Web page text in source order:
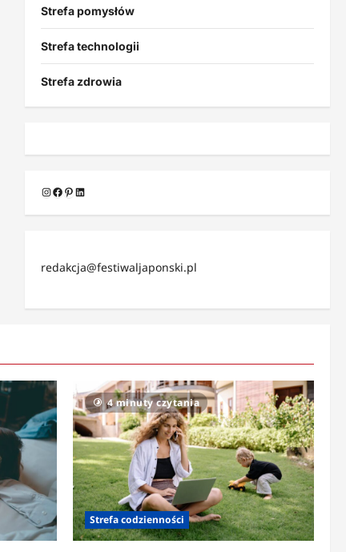
Strefa pomysłów
Strefa technologii
Strefa zdrowia
Instagram
Facebook
Pinterest
LinkedIn
redakcja@festiwaljaponski.pl
4 minuty czytania
Strefa codzienności